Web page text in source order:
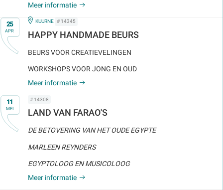
Meer informatie
Op25
APR
IN
KUURNE # 14345
HAPPY HANDMADE BEURS
BEURS VOOR CREATIEVELINGEN
WORKSHOPS VOOR JONG EN OUD
Meer informatie
Op11
MEI
# 14308
LAND VAN FARAO'S
DE BETOVERING VAN HET OUDE EGYPTE
MARLEEN REYNDERS
EGYPTOLOOG EN MUSICOLOOG
Meer informatie